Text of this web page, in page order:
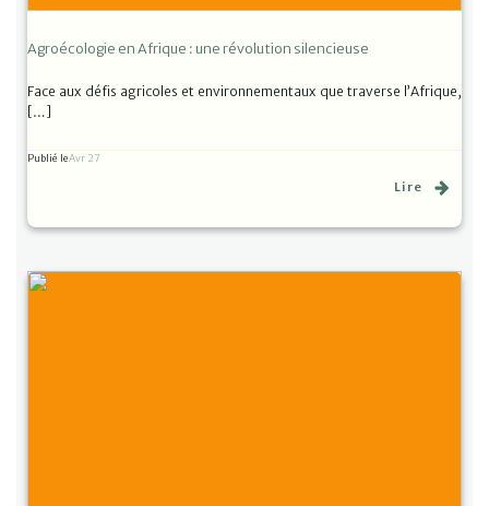
Agroécologie en Afrique : une révolution silencieuse
Face aux défis agricoles et environnementaux que traverse l’Afrique,
[…]
Publié leAvr 27
Lire